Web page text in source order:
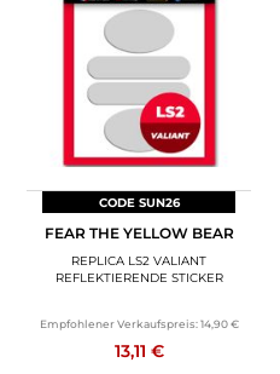
CODE SUN26
FEAR THE YELLOW BEAR
REPLICA LS2 VALIANT
REFLEKTIERENDE STICKER
Empfohlener Verkaufspreis: 14,90 €
13,11 €